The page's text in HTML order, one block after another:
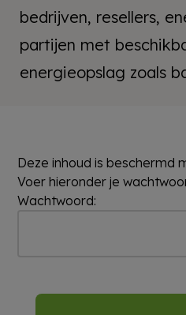
bedrijven, resellers,
partijen met
energieopslag zoals
Deze inhoud is beschermd
Voer hieronder je
Wachtwoord: